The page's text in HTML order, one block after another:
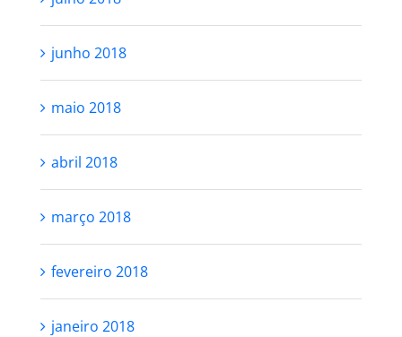
junho 2018
maio 2018
abril 2018
março 2018
fevereiro 2018
janeiro 2018